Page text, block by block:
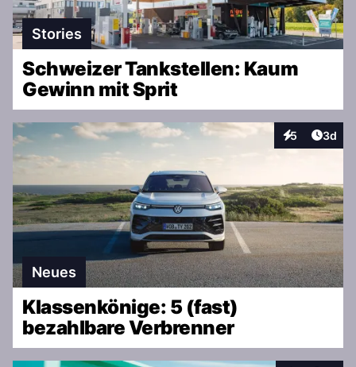
Stories
Schweizer Tankstellen: Kaum
Gewinn mit Sprit
5
Interaktionen
3d
Neues
Klassenkönige: 5 (fast)
bezahlbare Verbrenner